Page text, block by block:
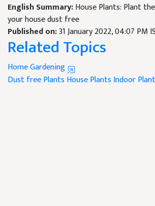
English Summary:House Plants: Plant
your house dust free
Published on:31 January 2022, 04:07 PM
Related Topics
Home Gardening
Dust free Plants House Plants Indoor